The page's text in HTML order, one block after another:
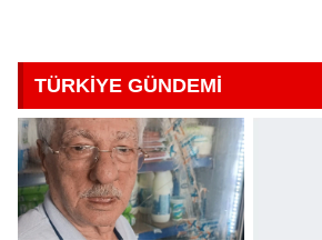
TÜRKİYE GÜNDEMİ